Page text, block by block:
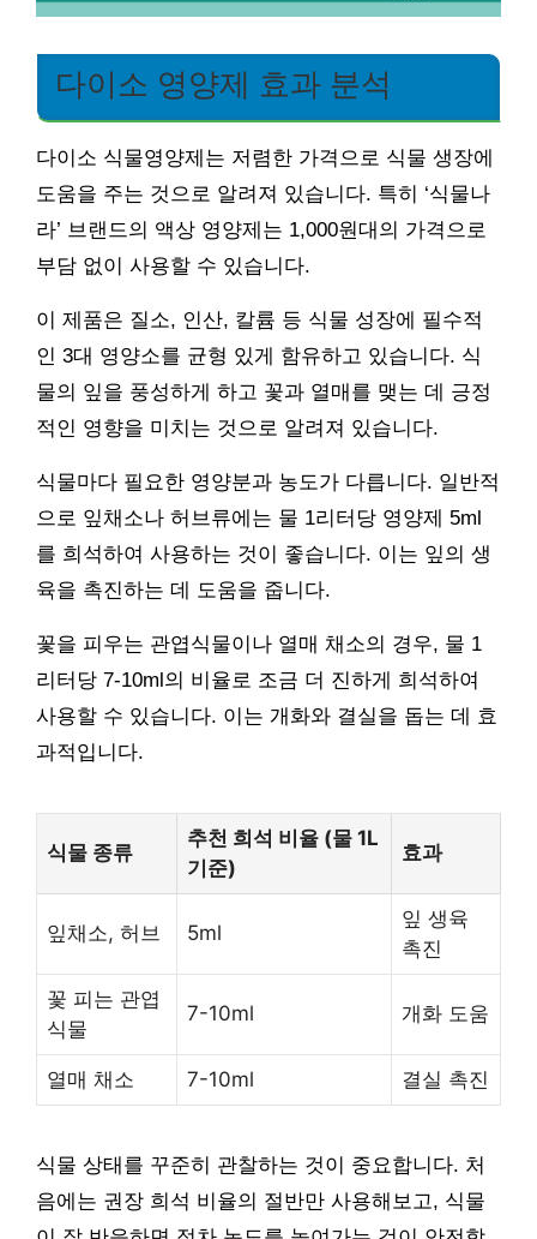
다이소 영양제 효과 분석
다이소 식물영양제는 저렴한 가격으로 식물 생장에
도움을 주는 것으로 알려져 있습니다. 특히 ‘식물나
라’ 브랜드의 액상 영양제는 1,000원대의 가격으로
부담 없이 사용할 수 있습니다.
이 제품은 질소, 인산, 칼륨 등 식물 성장에 필수적
인 3대 영양소를 균형 있게 함유하고 있습니다. 식
물의 잎을 풍성하게 하고 꽃과 열매를 맺는 데 긍정
적인 영향을 미치는 것으로 알려져 있습니다.
식물마다 필요한 영양분과 농도가 다릅니다. 일반적
으로 잎채소나 허브류에는 물 1리터당 영양제 5ml
를 희석하여 사용하는 것이 좋습니다. 이는 잎의 생
육을 촉진하는 데 도움을 줍니다.
꽃을 피우는 관엽식물이나 열매 채소의 경우, 물 1
리터당 7-10ml의 비율로 조금 더 진하게 희석하여
사용할 수 있습니다. 이는 개화와 결실을 돕는 데 효
과적입니다.
식물 종류
추천 희석 비율 (물 1L
기준)
효과
잎채소, 허브 5ml
잎 생육
촉진
꽃 피는 관엽
식물
7-10ml 개화 도움
열매 채소 7-10ml 결실 촉진
식물 상태를 꾸준히 관찰하는 것이 중요합니다. 처
음에는 권장 희석 비율의 절반만 사용해보고, 식물